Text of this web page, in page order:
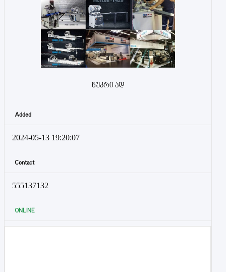
ნუკრი ად
Added
2024-05-13 19:20:07
Contact
555137132
ONLINE